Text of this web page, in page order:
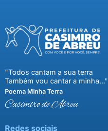
"Todos cantam a sua terra
Também vou cantar a minha..."
Poema Minha Terra
Casimiro de Abreu
Redes sociais